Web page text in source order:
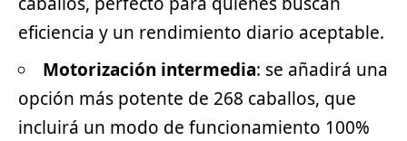
eficiencia y un rendimiento diario aceptable.
Motorización intermedia: se añadirá una
opción más potente de 268 caballos, que
incluirá un modo de funcionamiento 100%